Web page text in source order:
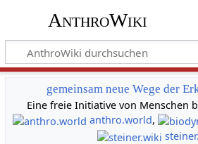
AnthroWiki
gemeinsam neue Wege der
Eine freie Initiative von Menschen
anthro.world,